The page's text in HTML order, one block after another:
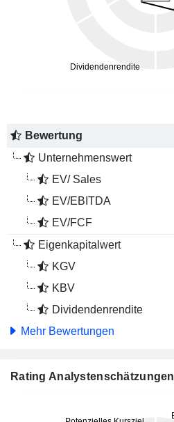
Bewertung
Unternehmenswert
EV/ Sales
EV/EBITDA
EV/FCF
Eigenkapitalwert
KGV
KBV
Dividendenrendite
Mehr Bewertungen
Rating Analystenschätzungen